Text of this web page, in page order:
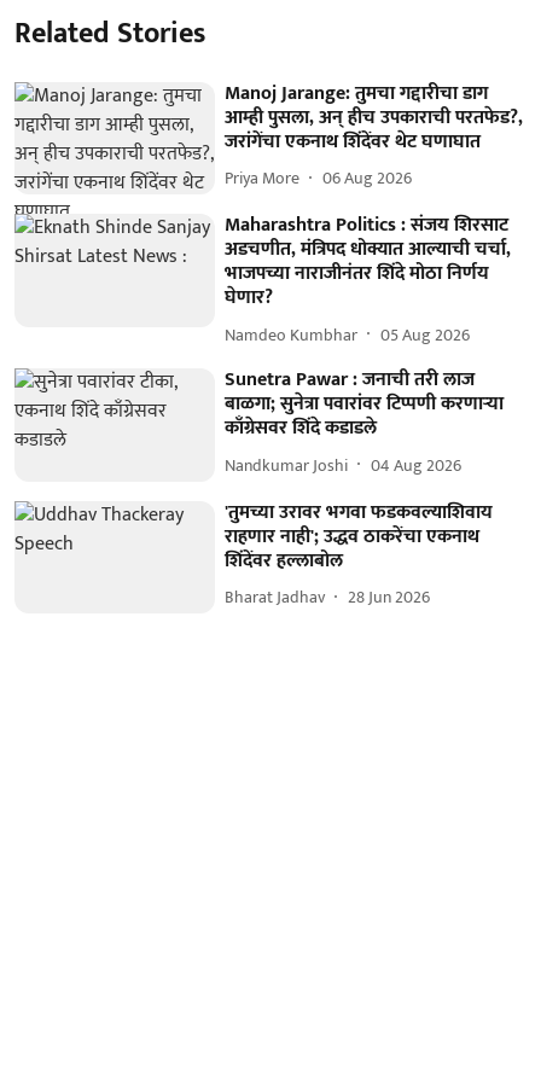
Related Stories
Manoj Jarange: तुमचा गद्दारीचा डाग
आम्ही पुसला, अन् हीच उपकाराची परतफेड?,
जरांगेंचा एकनाथ शिंदेंवर थेट घणाघात
Priya More 06 Aug 2026
Maharashtra Politics : संजय शिरसाट
अडचणीत, मंत्रिपद धोक्यात आल्याची चर्चा,
भाजपच्या नाराजीनंतर शिंदे मोठा निर्णय
घेणार?
Namdeo Kumbhar 05 Aug 2026
Sunetra Pawar : जनाची तरी लाज
बाळगा; सुनेत्रा पवारांवर टिप्पणी करणाऱ्या
काँग्रेसवर शिंदे कडाडले
Nandkumar Joshi 04 Aug 2026
'तुमच्या उरावर भगवा फडकवल्याशिवाय
राहणार नाही'; उद्धव ठाकरेंचा एकनाथ
शिंदेंवर हल्लाबोल
Bharat Jadhav 28 Jun 2026